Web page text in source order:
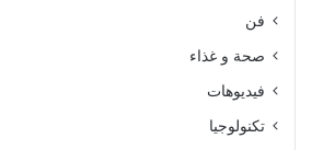
فن
صحة و غذاء
فيديوهات
تكنولوجيا